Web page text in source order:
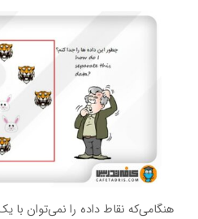
هنگامی‌که نقاط داده را نمی‌توان